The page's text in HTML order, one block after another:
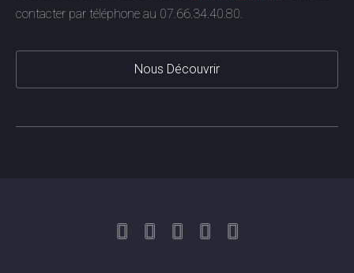
contacter par téléphone au 07.66.34.40.80.
Nous Découvrir